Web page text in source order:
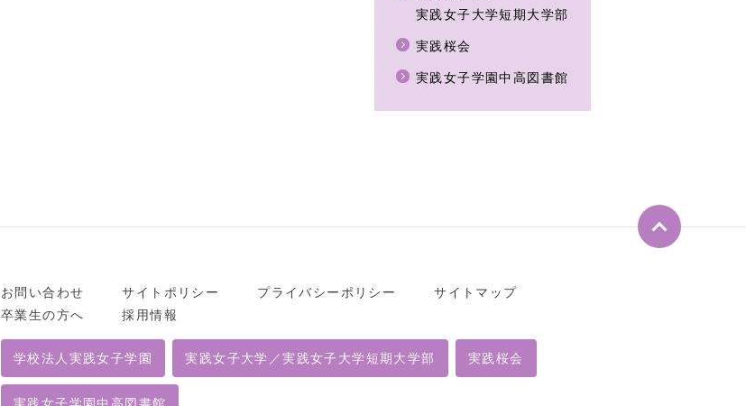
実践女子大学短期大学部
実践桜会
実践女子学園中高図書館
ペ
ー
お問い合わせ サイトポリシー プライバシーポリシー
サイトマップ
卒業生の方へ
採用情報
学校法人実践女子学園 実践女子大学／実践女子大学短期大学部 実践桜会